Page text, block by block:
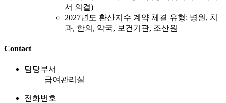
서 의결)
2027년도 환산지수 계약 체결 유형: 병원, 치
과, 한의, 약국, 보건기관, 조산원
Contact
담당부서
급여관리실
전화번호